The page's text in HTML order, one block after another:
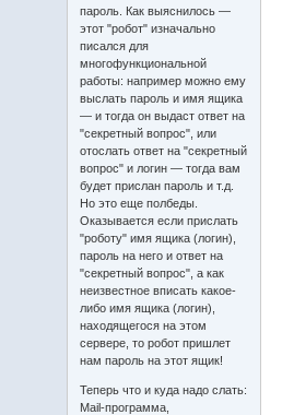
пароль. Как выяснилось —
этот "робот" изначально
писался для
многофункциональной
работы: например можно ему
выслать пароль и имя ящика
— и тогда он выдаст ответ на
"секретный вопрос", или
отослать ответ на "секретный
вопрос" и логин — тогда вам
будет прислан пароль и т.д.
Но это еще полбеды.
Оказывается если прислать
"роботу" имя ящика (логин),
пароль на него и ответ на
"секретный вопрос", а как
неизвестное вписать какое-
либо имя ящика (логин),
находящегося на этом
сервере, то робот пришлет
нам пароль на этот ящик!
Теперь что и куда надо слать:
Mail-программа,